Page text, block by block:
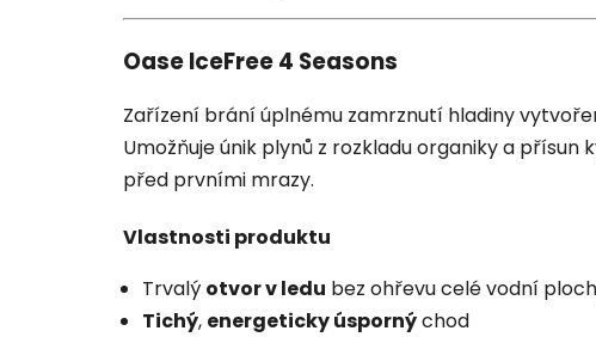
Oase IceFree 4 Seasons
Zařízení brání úplnému zamrznutí hladiny
Umožňuje únik plynů z rozkladu organiky a přísun
před prvními mrazy.
Vlastnosti produktu
Trvalý otvor v ledu bez ohřevu celé vodní
Tichý, energeticky úspornýchod